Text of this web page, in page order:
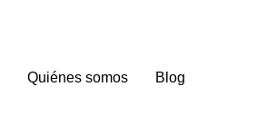
Quiénes somos Blog